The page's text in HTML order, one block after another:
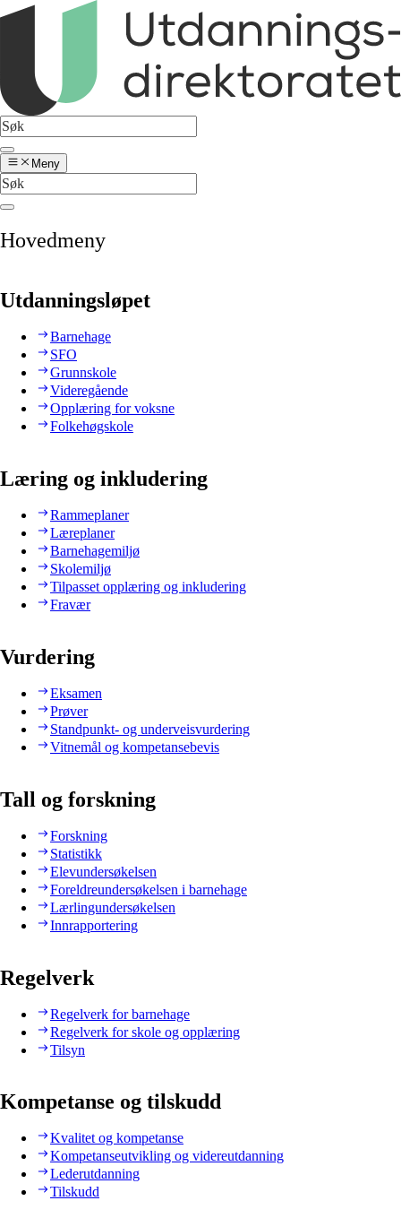
Meny
Hovedmeny
Utdanningsløpet
Barnehage
SFO
Grunnskole
Videregående
Opplæring for voksne
Folkehøgskole
Læring og inkludering
Rammeplaner
Læreplaner
Barnehagemiljø
Skolemiljø
Tilpasset opplæring og inkludering
Fravær
Vurdering
Eksamen
Prøver
Standpunkt- og underveisvurdering
Vitnemål og kompetansebevis
Tall og forskning
Forskning
Statistikk
Elevundersøkelsen
Foreldreundersøkelsen i barnehage
Lærlingundersøkelsen
Innrapportering
Regelverk
Regelverk for barnehage
Regelverk for skole og opplæring
Tilsyn
Kompetanse og tilskudd
Kvalitet og kompetanse
Kompetanseutvikling og videreutdanning
Lederutdanning
Tilskudd